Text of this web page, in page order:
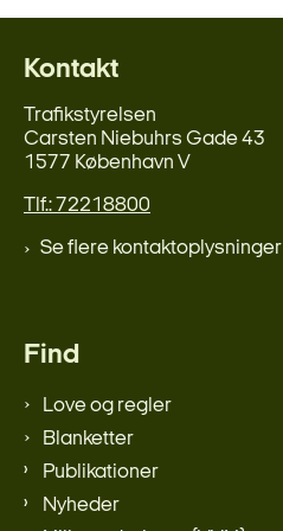
Kontakt
Trafikstyrelsen
Carsten Niebuhrs Gade 43
1577 København V
Tlf.: 72218800
Se flere kontaktoplysninger
Find
Love og regler
Blanketter
Publikationer
Nyheder